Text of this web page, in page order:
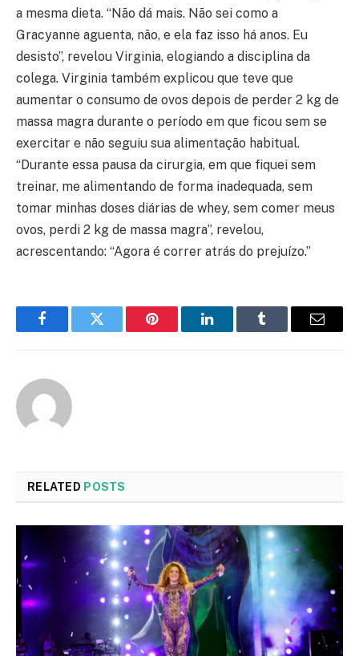
a mesma dieta. “Não dá mais. Não sei como a
Gracyanne aguenta, não, e ela faz isso há anos. Eu
desisto”, revelou Virginia, elogiando a disciplina da
colega. Virginia também explicou que teve que
aumentar o consumo de ovos depois de perder 2 kg de
massa magra durante o período em que ficou sem se
exercitar e não seguiu sua alimentação habitual.
“Durante essa pausa da cirurgia, em que fiquei sem
treinar, me alimentando de forma inadequada, sem
tomar minhas doses diárias de whey, sem comer meus
ovos, perdi 2 kg de massa magra”, revelou,
acrescentando: “Agora é correr atrás do prejuízo.”
FacebookTwitter Pinterest LinkedInTumblr Email
RELATED POSTS